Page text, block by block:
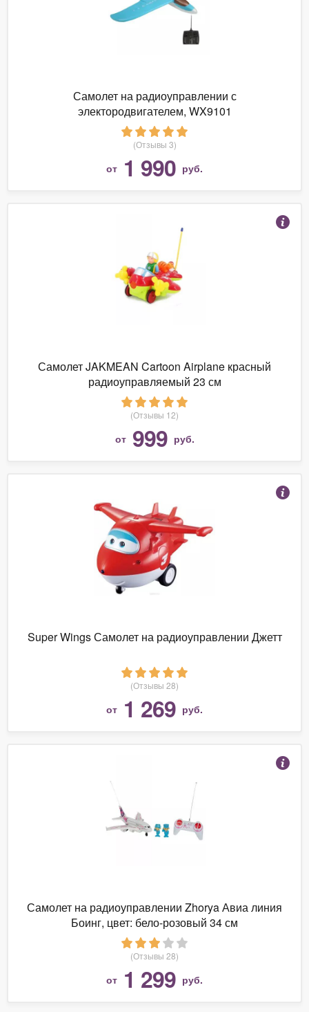
Самолет на радиоуправлении с
электородвигателем, WX9101
(Отзывы 3)
от 1 990 руб.
Самолет JAKMEAN Cartoon Airplane красный
радиоуправляемый 23 см
(Отзывы 12)
от 999 руб.
Super Wings Самолет на радиоуправлении Джетт
(Отзывы 28)
от 1 269 руб.
Самолет на радиоуправлении Zhorya Авиа линия
Боинг, цвет: бело-розовый 34 см
(Отзывы 28)
от 1 299 руб.